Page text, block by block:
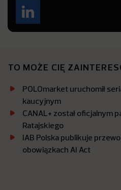
TO MOŻE CIĘ
POLOmarket uruchomił
kaucyjnym
CANAL+ został oficjalnym
Ratajskiego
IAB Polska publikuje
obowiązkach AI Act